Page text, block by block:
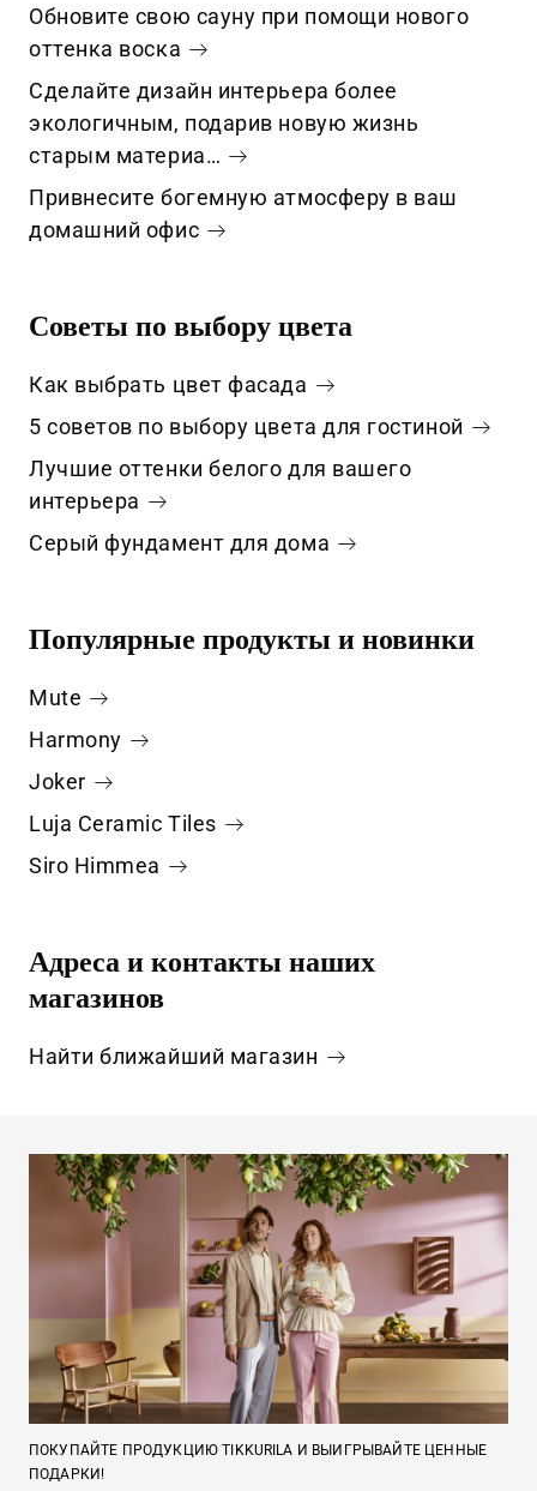
Обновите свою сауну при помощи нового
оттенка воска
Сделайте дизайн интерьера более
экологичным, подарив новую жизнь
старым материа…
Привнесите богемную атмосферу в ваш
домашний офис
Советы по выбору цвета
Как выбрать цвет фасада
5 советов по выбору цвета для гостиной
Лучшие оттенки белого для вашего
интерьера
Серый фундамент для дома
Популярные продукты и новинки
Mute
Harmony
Joker
Luja Ceramic Tiles
Siro Himmea
Адреса и контакты наших
магазинов
Найти ближайший магазин
ПОКУПАЙТЕ ПРОДУКЦИЮ TIKKURILA И ВЫИГРЫВАЙТЕ ЦЕННЫЕ
ПОДАРКИ!